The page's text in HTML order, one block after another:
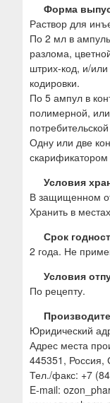
Форма
Раствор для
По 2 мл в
разлома,
штрих-код, и/
кодировки.
По 5 ампул в
полимерной,
Одну или две
Условия
В защищенном
Хранить в
Срок
2 года. Не
Условия
По рецепту.
Юридический
Адрес места
445351, Россия,
Тел./факс: +7
E-mail: